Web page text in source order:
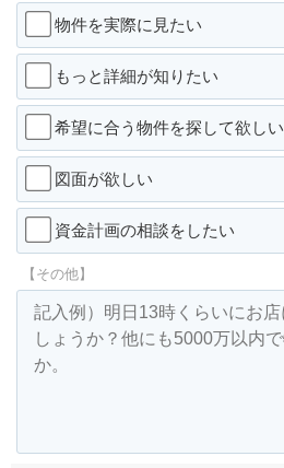
物件を実際に見たい
もっと詳細が知りたい
希望に合う物件を探して欲しい
図面が欲しい
資金計画の相談をしたい
【その他】